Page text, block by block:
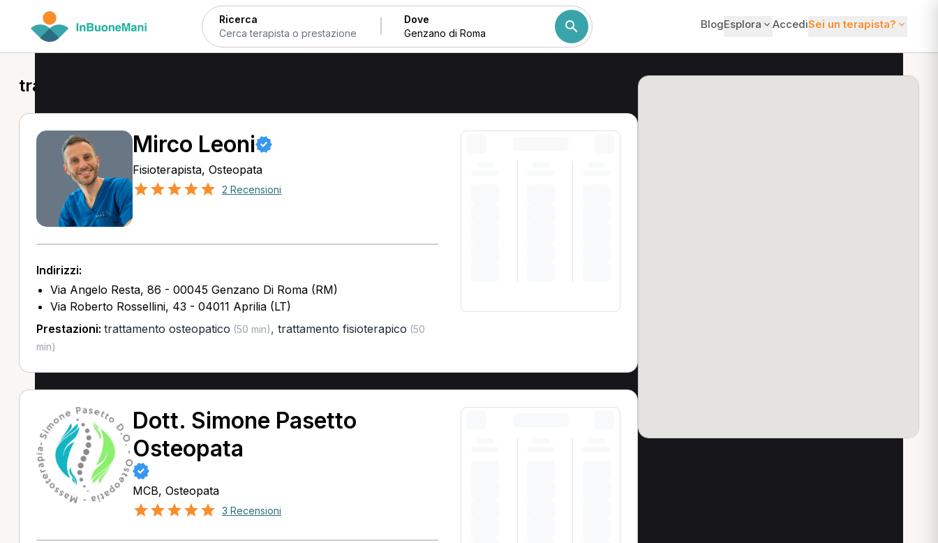
Ricerca Dove BlogEsplora AccediSei un terapista?
trattamento osteopatico a Genzano di Roma
Mirco Leoni
Fisioterapista, Osteopata
2 Recensioni
Indirizzi:
Via Angelo Resta, 86 - 00045 Genzano Di Roma (RM)
Via Roberto Rossellini, 43 - 04011 Aprilia (LT)
Prestazioni: trattamento osteopatico (50 min), trattamento fisioterapico (50
min)
Dott. Simone Pasetto
Osteopata
MCB, Osteopata
3 Recensioni